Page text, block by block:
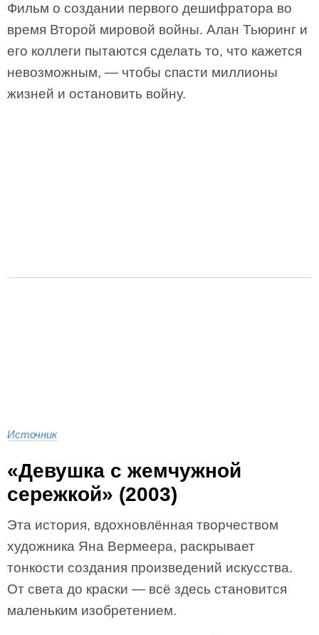
Фильм о создании первого дешифратора во
время Второй мировой войны. Алан Тьюринг и
его коллеги пытаются сделать то, что кажется
невозможным, — чтобы спасти миллионы
жизней и остановить войну.
Источник
«Девушка с жемчужной
сережкой» (2003)
Эта история, вдохновлённая творчеством
художника Яна Вермеера, раскрывает
тонкости создания произведений искусства.
От света до краски — всё здесь становится
маленьким изобретением.